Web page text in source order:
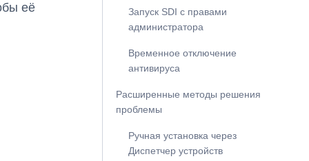
её
Запуск SDI с правами
администратора
Временное отключение
антивируса
Расширенные методы решения
проблемы
Ручная установка через
Диспетчер устройств